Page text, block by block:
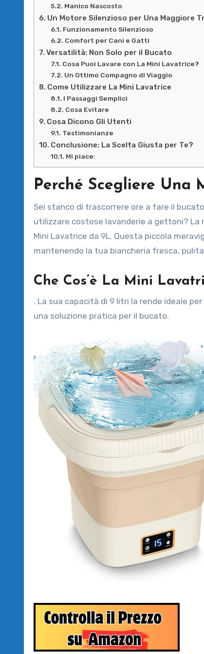
Manico Nascosto
Un Motore Silenzioso per Una Maggiore
Funzionamento Silenzioso
Comfort per Cani e Gatti
Versatilità: Non Solo per il Bucato
Cosa Puoi Lavare con La Mini Lavatrice?
Un Ottimo Compagno di Viaggio
Come Utilizzare La Mini Lavatrice
I Passaggi Semplici
Cosa Evitare
Cosa Dicono Gli Utenti
Testimonianze
Conclusione: La Scelta Giusta per Te?
Mi piace:
Perché Scegliere Una
Sei stanco di trascorrere ore a fare il bucato, a viaggiare con una valigia piena di vestiti sporchi o a dover
utilizzare costose lavanderie a gettoni? La
Mini Lavatrice da 9L. Questa piccola
mantenendo la tua biancheria fresca, pulita
Che Cos’è La Mini
. La sua capacità di 9 litri la rende ideale
una soluzione pratica per il bucato.